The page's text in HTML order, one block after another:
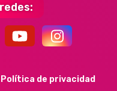
Política de privacidad